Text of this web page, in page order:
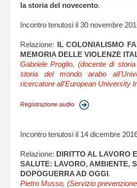
la storia del novecento.
Incontro tenutosi il 30 novembre
Relazione: IL COLONIALISMO
MEMORIA DELLE VIOLENZE
Gabriele Proglio, (docente di
storia del mondo arabo
ricercatore all'European University
Registrazione audio
Incontro tenutosi il 14 dicembre
Relazione: DIRITTO AL LAVORO
SALUTE: LAVORO, AMBIENTE,
DOPOGUERRA AD OGGI.
Pietro Musso, (Servizio